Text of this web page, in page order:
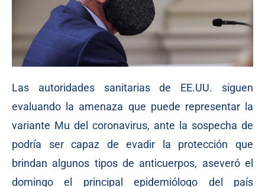
Las autoridades sanitarias de EE.UU. siguen
evaluando la amenaza que puede representar la
variante Mu del coronavirus, ante la sospecha de
podría ser capaz de evadir la protección que
brindan algunos tipos de anticuerpos, aseveró el
domingo el principal epidemiólogo del país